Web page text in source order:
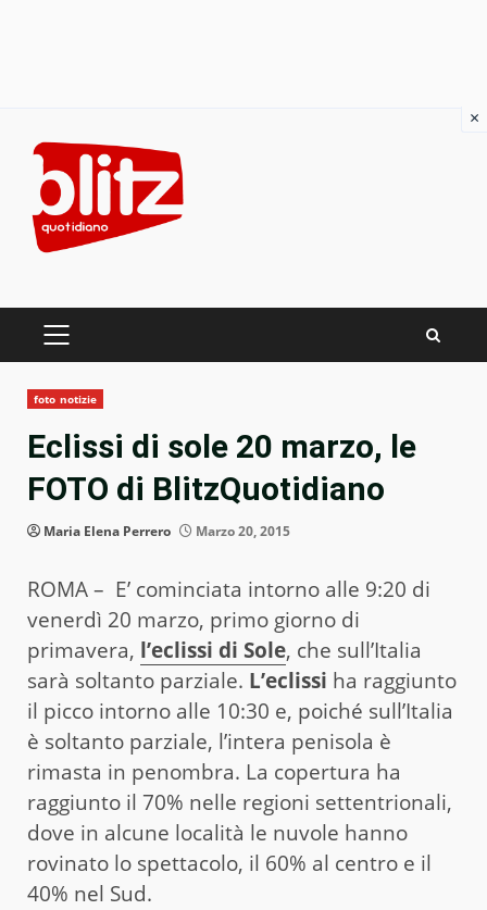
content
PRIMARY
foto notizie
Eclissi di sole 20 marzo, le
FOTO di BlitzQuotidiano
Maria Elena Perrero Marzo 20, 2015
ROMA – E’ cominciata intorno alle 9:20 di
venerdì 20 marzo, primo giorno di
primavera, l’eclissi di Sole, che sull’Italia
sarà soltanto parziale. L’eclissi ha raggiunto
il picco intorno alle 10:30 e, poiché sull’Italia
è soltanto parziale, l’intera penisola è
rimasta in penombra. La copertura ha
raggiunto il 70% nelle regioni settentrionali,
dove in alcune località le nuvole hanno
rovinato lo spettacolo, il 60% al centro e il
40% nel Sud.
×